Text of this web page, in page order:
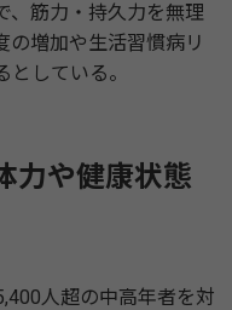
、筋力・持久力を無理
の増加や生活習慣病リ
している。
力や健康状態
人超の中高年者を対